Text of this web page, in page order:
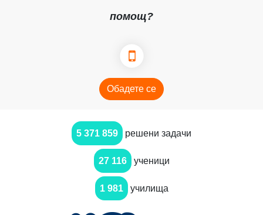
помощ?
Обадете се
5 371 859 решени задачи
27 116 ученици
1 981 училища